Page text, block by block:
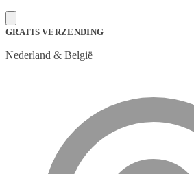
GRATIS VERZENDING
Nederland & België